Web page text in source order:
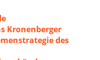
Kronenberger
des